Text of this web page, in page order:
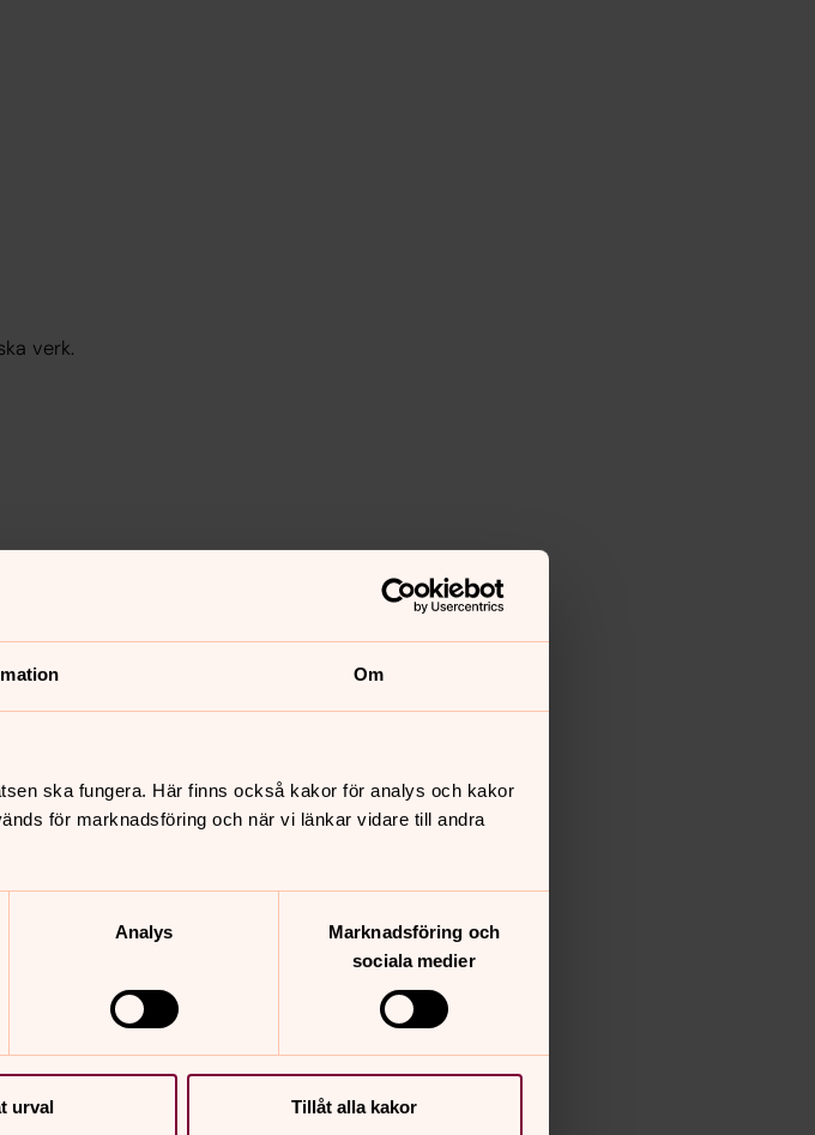
Om
ska fungera. Här finns också kakor för analys och kakor
för marknadsföring och när vi länkar vidare till andra
Analys
Marknadsföring och
sociala medier
urval Tillåt alla kakor
verk.